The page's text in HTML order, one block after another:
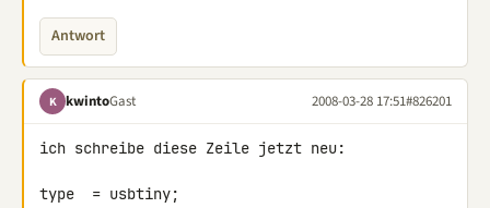
Antwort
K kwintoGast 2008-03-28 17:51#826201
ich schreibe diese Zeile jetzt neu:
type  = usbtiny;